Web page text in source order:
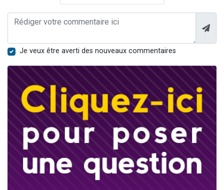
Je veux être averti des nouveaux commentaires